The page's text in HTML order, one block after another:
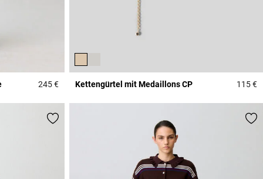
245 €4,9 out of 5 Customer Rating
Kettengürtel mit Medaillons CP 115 €